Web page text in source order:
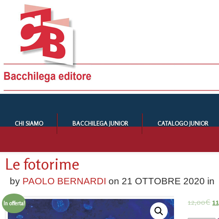
CHI SIAMO BACCHILEGA JUNIOR CATALOGO JUNIOR
Le fotorime
by PAOLO BERNARDI on 21 OTTOBRE 2020 in
In offerta! 12,00€